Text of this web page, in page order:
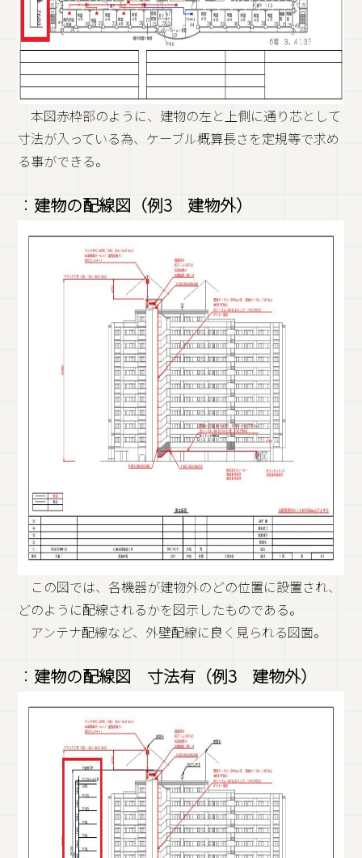
本図赤枠部のように、建物の左と上側に通り芯として
寸法が入っている為、ケーブル概算長さを定規等で求め
る事ができる。
： 建物の配線図（例3 建物外）
この図では、各機器が建物外のどの位置に設置され、
どのように配線されるかを図示したものである。
アンテナ配線など、外壁配線に良く見られる図面。
： 建物の配線図 寸法有（例3 建物外）